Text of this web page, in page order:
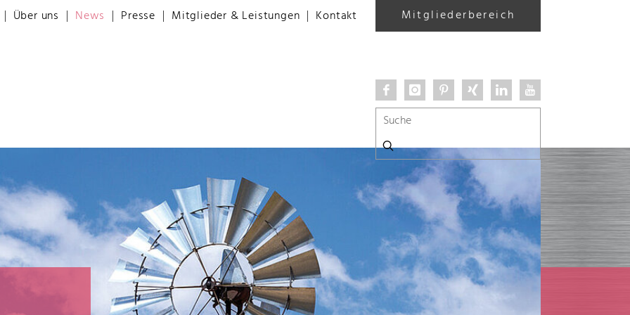
Über uns News Presse Mitglieder & Leistungen Kontakt Mitgliederbereich